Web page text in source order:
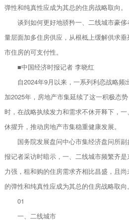
弹性和纯真性应成为其总的住房战略取向。
谈到如何更好地骄矜一、二线城市豪侈
量层面加多住房供应，从根柢上缓解供求
市住房的可支付性。
■中国经济时报记者 李晓红
自2024年9月以来，一系列利恋战略频
加2025年，房地产市集延续了这一积极态
时，在战略执续发力和需求不休开释下，
休擢升，推动房地产市集稳重健康发展。
国务院发展盘问中心市集经济盘问所副
报记者采访时暗示，一、二线城市频繁齐
力强，租和购的住房需求齐相比昌盛，且
的弹性和纯真性应成为其总的住房战略取向。
01
一、二线城市